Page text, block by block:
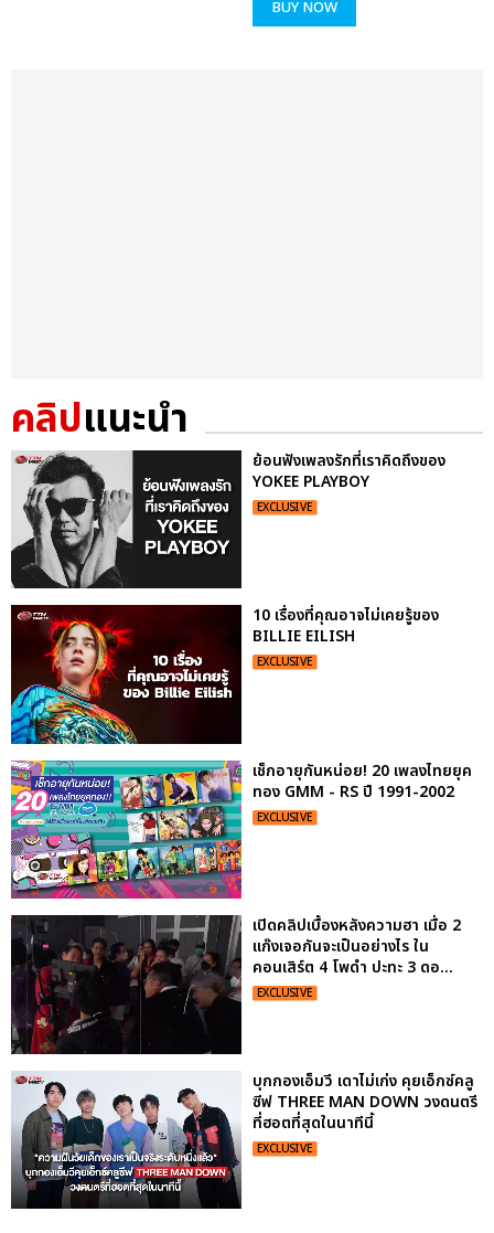
BUY NOW
คลิปแนะนำ
ย้อนฟังเพลงรักที่เราคิดถึงของ
YOKEE PLAYBOY
EXCLUSIVE
10 เรื่องที่คุณอาจไม่เคยรู้ของ
BILLIE EILISH
EXCLUSIVE
เช็กอายุกันหน่อย! 20 เพลงไทยยุค
ทอง GMM - RS ปี 1991-2002
EXCLUSIVE
เปิดคลิปเบื้องหลังความฮา เมื่อ 2
แก๊งเจอกันจะเป็นอย่างไร ใน
คอนเสิร์ต 4 โพดำ ปะทะ 3 ดอ...
EXCLUSIVE
บุกกองเอ็มวี เดาไม่เก่ง คุยเอ็กซ์คลู
ซีฟ THREE MAN DOWN วงดนตรี
ที่ฮอตที่สุดในนาทีนี้
EXCLUSIVE